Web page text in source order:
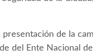
presentación de la
del Ente Nacional